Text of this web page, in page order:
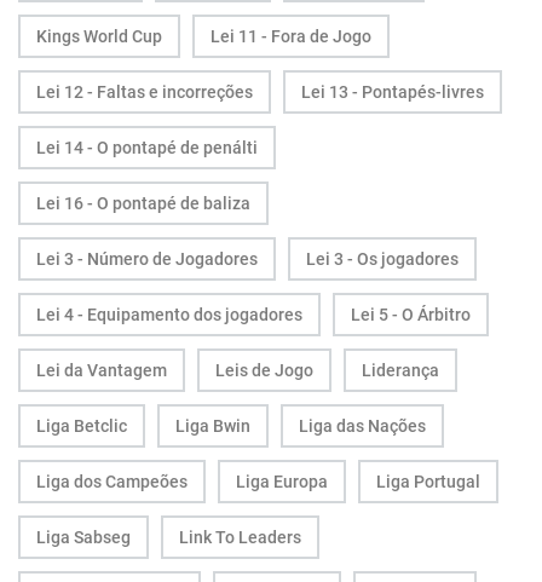
Kings World Cup Lei 11 - Fora de Jogo
Lei 12 - Faltas e incorreções Lei 13 - Pontapés-livres
Lei 14 - O pontapé de penálti
Lei 16 - O pontapé de baliza
Lei 3 - Número de Jogadores Lei 3 - Os jogadores
Lei 4 - Equipamento dos jogadores Lei 5 - O Árbitro
Lei da Vantagem Leis de Jogo Liderança
Liga Betclic Liga Bwin Liga das Nações
Liga dos Campeões Liga Europa Liga Portugal
Liga Sabseg Link To Leaders